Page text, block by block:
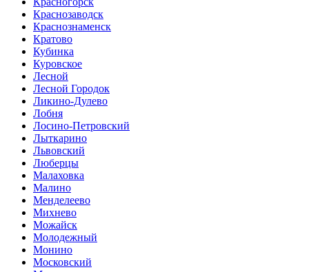
Краснозаводск
Краснознаменск
Кратово
Кубинка
Куровское
Лесной
Лесной Городок
Ликино-Дулево
Лобня
Лосино-Петровский
Лыткарино
Львовский
Люберцы
Малаховка
Малино
Менделеево
Михнево
Можайск
Молодежный
Монино
Московский